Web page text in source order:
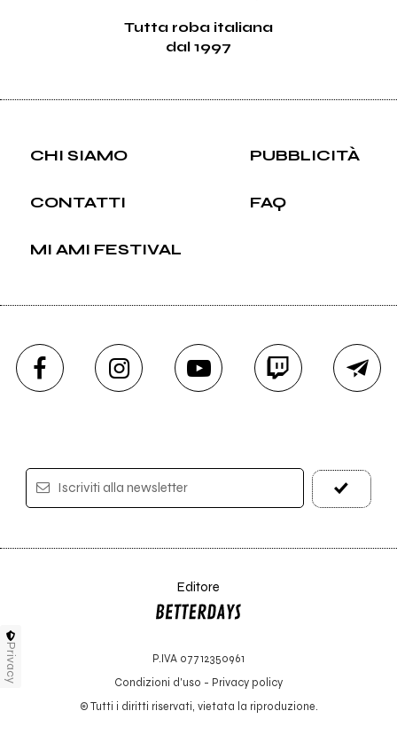
Tutta roba italiana
dal 1997
CHI SIAMO PUBBLICITÀ
CONTATTI FAQ
MI AMI FESTIVAL
Iscriviti alla newsletter
Editore
P.IVA 07712350961
Condizioni d'uso - Privacy policy
© Tutti i diritti riservati, vietata la riproduzione.
Privacy